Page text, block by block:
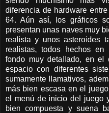
diferencia de hardware
64. Aún así, los gráficos
presentan unas naves muy
realista y unos asteroides
realistas, todos hechos
fondo muy detallado, en el
espacio con diferentes
sumamente llamativos,
más bien escasa en el
el menú de inicio del juego
bien compuesta y suena